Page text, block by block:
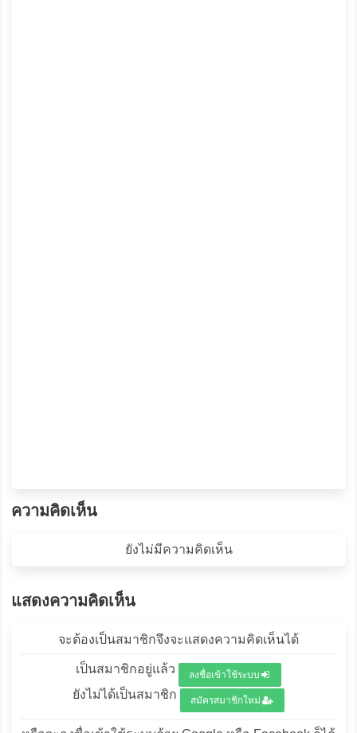
ความคิดเห็น
ยังไม่มีความคิดเห็น
แสดงความคิดเห็น
จะต้องเป็นสมาชิกจึงจะแสดงความคิดเห็นได้
เป็นสมาชิกอยู่แล้ว ลงชื่อเข้าใช้ระบบ
ยังไม่ได้เป็นสมาชิก สมัครสมาชิกใหม่